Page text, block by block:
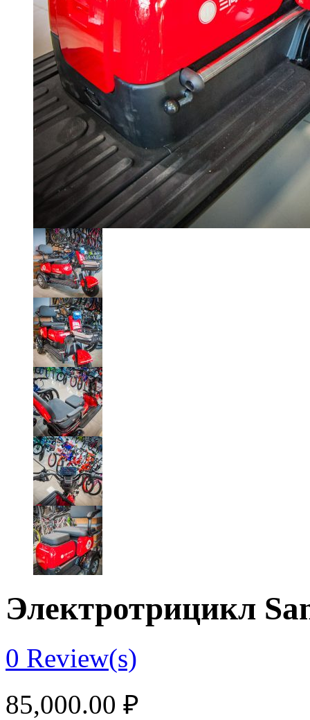
Электротрицикл
0 Review(s)
85,000.00 ₽